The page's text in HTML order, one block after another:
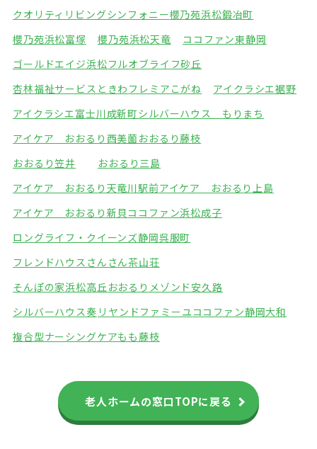
クオリティリビングシンフォニー櫻乃苑浜松鍛冶町
櫻乃苑浜松富塚
櫻乃苑浜松天竜
ココファン東静岡
ゴールドエイジ浜松フルオブライフ砂丘
杏林福祉サービスときわ フレミアこがね
アイクラシエ裾野
アイクラシエ富士川成新町シルバーハウス もりまち
アイケア おおるり西美薗おおるり藤枝
おおるり笠井
おおるり三島
アイケア おおるり天竜川駅前アイケア おおるり上島
アイケア おおるり新貝 ココファン浜松成子
ロングライフ・クイーンズ静岡呉服町
フレンドハウスさんさん茶山荘
そんぽの家浜松高丘おおるりメゾンド安久路
シルバーハウス奏 リヤンドファミーユココファン静岡大和
複合型ナーシングケアもも藤枝
老人ホームの窓口TOPに戻る